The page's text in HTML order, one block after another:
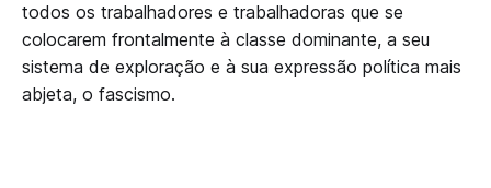
todos os trabalhadores e trabalhadoras que se
colocarem frontalmente à classe dominante, a seu
sistema de exploração e à sua expressão política mais
abjeta, o fascismo.